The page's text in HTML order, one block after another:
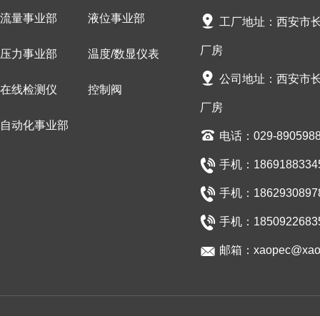
流量事业部 液位事业部
压力事业部 温度/数显仪表
在线检测仪 控制阀
自动化事业部
工厂地址：西安市
厂房
公司地址：西安市
厂房
电话：029-
手机：
手机：
手机：
邮箱：